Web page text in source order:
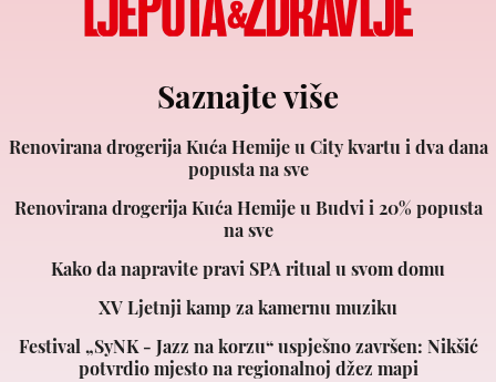
Saznajte više
Renovirana drogerija Kuća Hemije u City kvartu i dva dana
popusta na sve
Renovirana drogerija Kuća Hemije u Budvi i 20% popusta
na sve
Kako da napravite pravi SPA ritual u svom domu
XV Ljetnji kamp za kamernu muziku
Festival „SyNK - Jazz na korzu“ uspješno završen: Nikšić
potvrdio mjesto na regionalnoj džez mapi